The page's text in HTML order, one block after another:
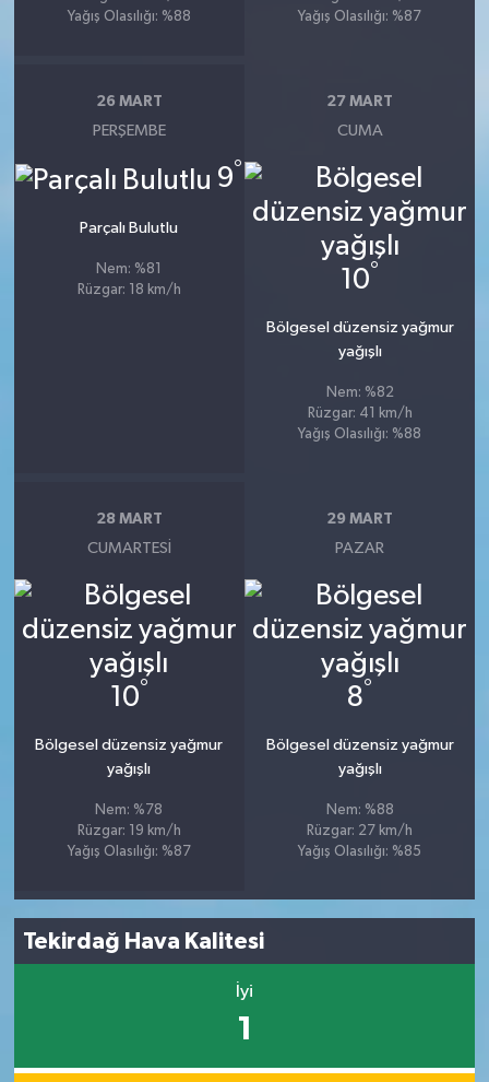
Yağış Olasılığı: %88
Yağış Olasılığı: %87
26 MART
PERŞEMBE
9°
Parçalı Bulutlu
Nem: %81
Rüzgar: 18 km/h
27 MART
CUMA
10°
Bölgesel düzensiz yağmur
yağışlı
Nem: %82
Rüzgar: 41 km/h
Yağış Olasılığı: %88
28 MART
CUMARTESI
10°
Bölgesel düzensiz yağmur
yağışlı
Nem: %78
Rüzgar: 19 km/h
Yağış Olasılığı: %87
29 MART
PAZAR
8°
Bölgesel düzensiz yağmur
yağışlı
Nem: %88
Rüzgar: 27 km/h
Yağış Olasılığı: %85
Tekirdağ Hava Kalitesi
İyi
1